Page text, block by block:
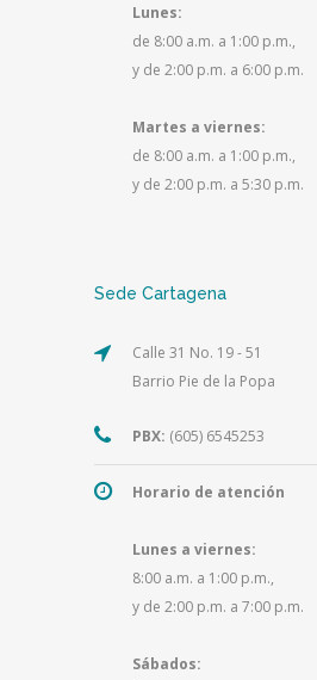
Lunes:
de 8:00 a.m. a 1:00 p.m.,
y de 2:00 p.m. a 6:00 p.m.
Martes a viernes:
de 8:00 a.m. a 1:00 p.m.,
y de 2:00 p.m. a 5:30 p.m.
Sede Cartagena
Calle 31 No. 19 - 51
Barrio Pie de la Popa
PBX: (605) 6545253
Horario de atención
Lunes a viernes:
8:00 a.m. a 1:00 p.m.,
y de 2:00 p.m. a 7:00 p.m.
Sábados: